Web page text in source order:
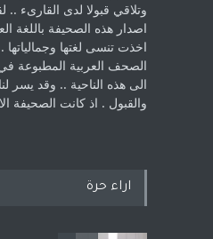
‏وتلاقي قبولا لدى القارىء
اصدار هذه الصحيفة باللغة
اخذت ‏تنسى لغتها
الصحف العربية المطبوعة
الى هذه الناحية .. وقد يسر
والقبول . اذ كانت ‏الصحيفة
اراء حرة